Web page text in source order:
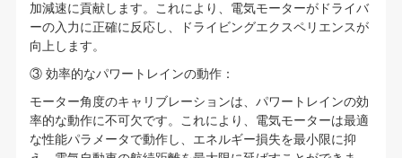
加減速に貢献します。これにより、電気モーターがドライバ
ーの入力に正確に反応し、ドライビングエクスペリエンスが
向上します。
③ 効率的なパワートレインの動作：
モーター角度のキャリブレーションは、パワートレインの効
率的な動作に不可欠です。これにより、電気モーターは最適
な性能パラメータで動作し、エネルギー損失を最小限に抑